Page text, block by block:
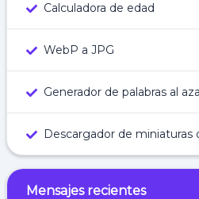
Calculadora de edad
WebP a JPG
Generador de palabras al
Descargador de miniaturas
Mensajes recientes